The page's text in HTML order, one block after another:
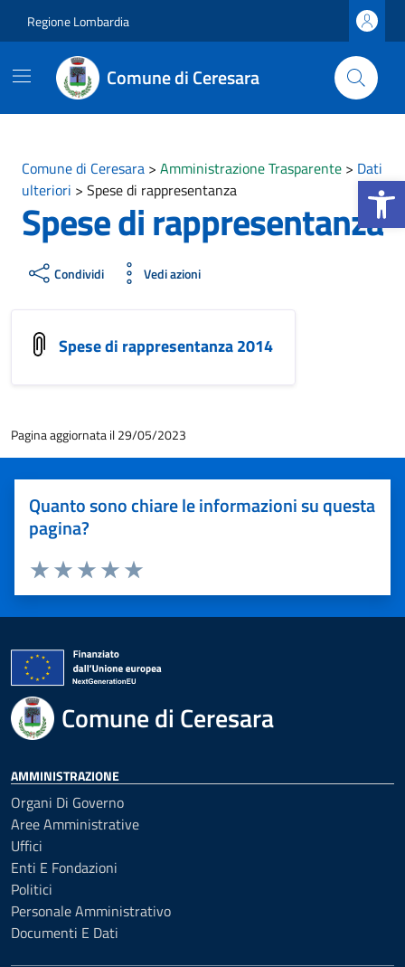
Apri la
Regione Lombardia
Comune di Ceresara
Comune di Ceresara > Amministrazione Trasparente > Dati
ulteriori > Spese di rappresentanza
Spese di rappresentanza
Condividi Vedi azioni
Spese di rappresentanza 2014
Pagina aggiornata il 29/05/2023
Quanto sono chiare le informazioni su questa
pagina?
Valuta 5 stelle su 5
Valuta 4 stelle su 5
Valuta 3 stelle su 5
Valuta 2 stelle su 5
Valuta 1 stelle su 5
Comune di Ceresara
AMMINISTRAZIONE
Organi Di Governo
Aree Amministrative
Uffici
Enti E Fondazioni
Politici
Personale Amministrativo
Documenti E Dati